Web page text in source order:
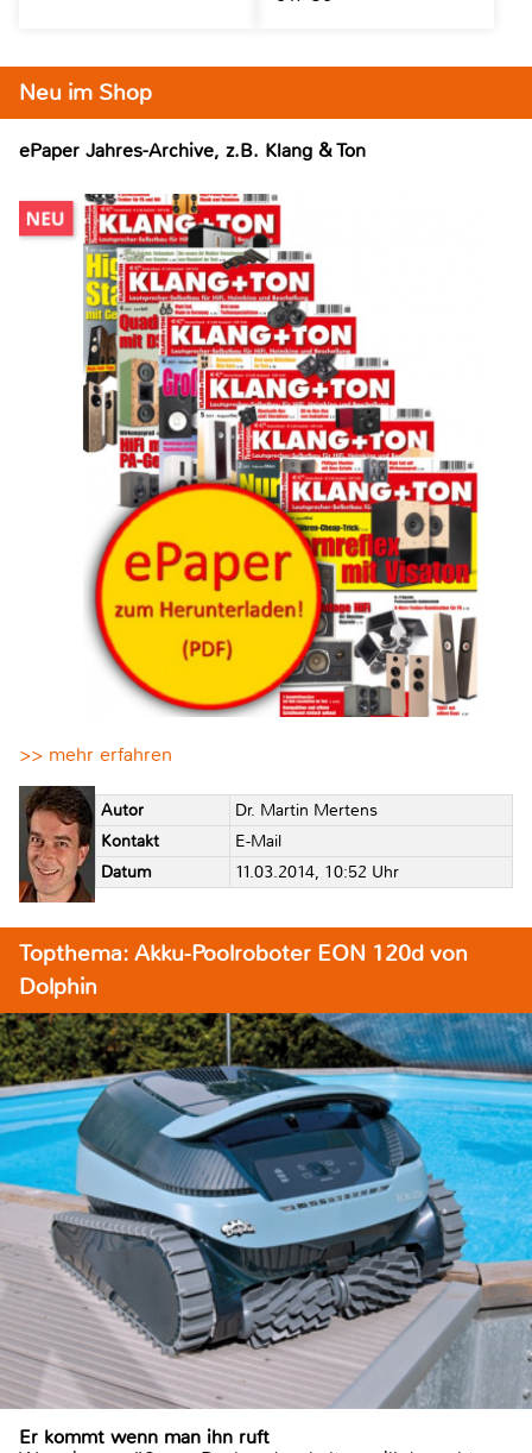
Neu im Shop
ePaper Jahres-Archive, z.B. Klang & Ton
>> mehr erfahren
Autor
Dr. Martin Mertens
Kontakt
E-Mail
Datum
11.03.2014, 10:52 Uhr
Topthema: Akku-Poolroboter EON 120d von
Dolphin
Er kommt wenn man ihn ruft